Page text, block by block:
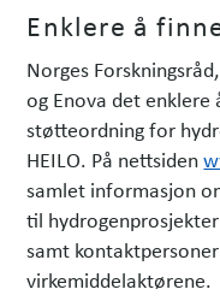
Enklere å
Norges
og Enova det
støtteordning for
HEILO. På nettsiden
samlet informasjon
til
samt
virkemiddelaktørene.